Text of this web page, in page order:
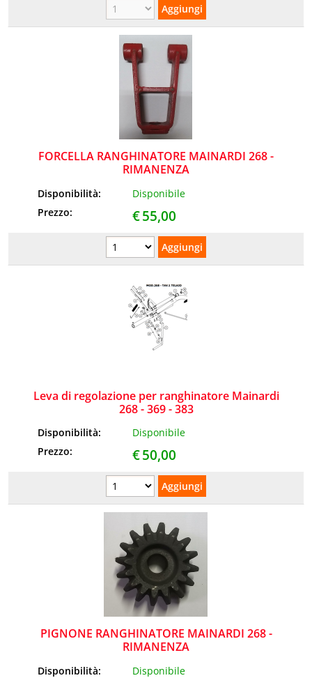
FORCELLA RANGHINATORE MAINARDI 268 -
RIMANENZA
Disponibilità:
Disponibile
Prezzo:
€55,00
Leva di regolazione per ranghinatore Mainardi
268 - 369 - 383
Disponibilità:
Disponibile
Prezzo:
€50,00
PIGNONE RANGHINATORE MAINARDI 268 -
RIMANENZA
Disponibilità:
Disponibile